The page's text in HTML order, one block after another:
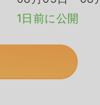
1日前に公開